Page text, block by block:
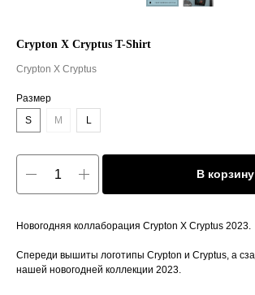
Crypton X Cryptus T-Shirt
Crypton X Cryptus
Размер
S
M L
В корзину
Новогодняя коллаборация Crypton X Cryptus 2023.
Спереди вышиты логотипы Crypton и Cryptus, а
нашей новогодней коллекции 2023.